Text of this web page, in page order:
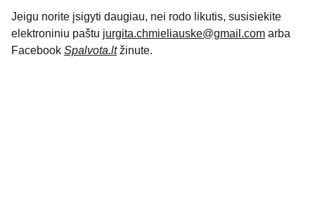
Jeigu norite įsigyti daugiau, nei rodo likutis, susisiekite
elektroniniu paštu jurgita.chmieliauske@gmail.com arba
Facebook Spalvota.lt žinute.